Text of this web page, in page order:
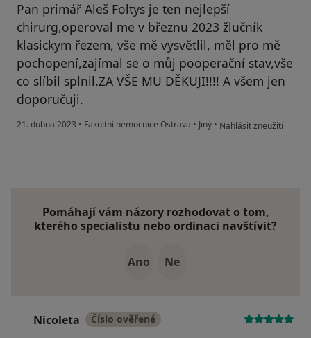
Pan primář Aleš Foltys je ten nejlepší
chirurg,operoval me v březnu 2023 žlučník
klasickym řezem, vše mě vysvětlil, měl pro mě
pochopení,zajímal se o můj pooperační stav,vše
co slíbil splnil.ZA VŠE MU DĚKUJI!!!! A všem jen
doporučuji.
21. dubna 2023 • Fakultní nemocnice Ostrava • Jiný • podle názoru uživatele
Nahlásit zneužití
Pomáhají vám názory rozhodovat o tom,
kterého specialistu nebo ordinaci navštívit?
Ano Ne
Nicoleta Číslo ověřené